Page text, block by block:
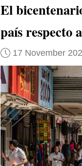
El
país respecto
17 November